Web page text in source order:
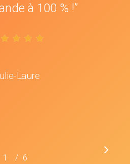
à 100 % !”
Laure
1 2 3
/ 6